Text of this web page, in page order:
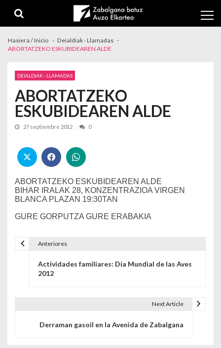
Hasiera / Inicio
Deialdiak - Llamadas
ABORTATZEKO ESKUBIDEAREN ALDE
DEIALDIAK - LLAMADAS
ABORTATZEKO
ESKUBIDEAREN ALDE
27 septiembre 2012 0
ABORTATZEKO ESKUBIDEAREN ALDE
BIHAR IRALAK 28, KONZENTRAZIOA VIRGEN
BLANCA PLAZAN 19:30TAN
GURE GORPUTZA GURE ERABAKIA
Anteriores
Actividades familiares: Día Mundial de las Aves
2012
Next Article
Derraman gasoil en la Avenida de Zabalgana